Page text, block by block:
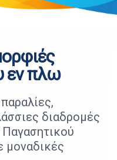
εν πλω
διαδρομές
μοναδικές